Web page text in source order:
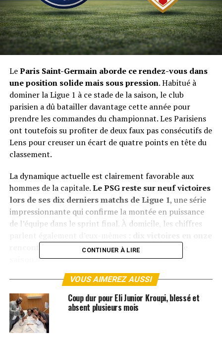
LeParis Saint-Germain aborde ce rendez-vous dans
une position solide mais sous pression. Habitué à
dominer la Ligue 1 à ce stade de la saison, le club
parisien a dû batailler davantage cette année pour
prendre les commandes du championnat. Les Parisiens
ont toutefois su profiter de deux faux pas consécutifs de
Lens pour creuser un écart de quatre points en tête du
classement.
La dynamique actuelle est clairement favorable aux
hommes de la capitale.Le PSG reste sur neuf victoires
lors de ses dix derniers matchs de Ligue 1, une série
impressionnante qui confirme la montée en puissance
de l’équipe dans le sprint final. À domicile, les chiffres
rencontres disputées au Parc des Princes cette
Malgré tout, les Parisiens ne doivent pas relâcher leur
concentration. Un huitième de finale très attendu de
Ligue des champions contre Chelsea approche.
En face, Monaco arrive avec un moral retrouvé. L’ASM a
traversé une période très difficile entre novembre et
CONTINUER À LIRE
VOUS AIMEREZ AUSSI
Coup dur pour Eli Junior Kroupi, blessé et
absent plusieurs mois